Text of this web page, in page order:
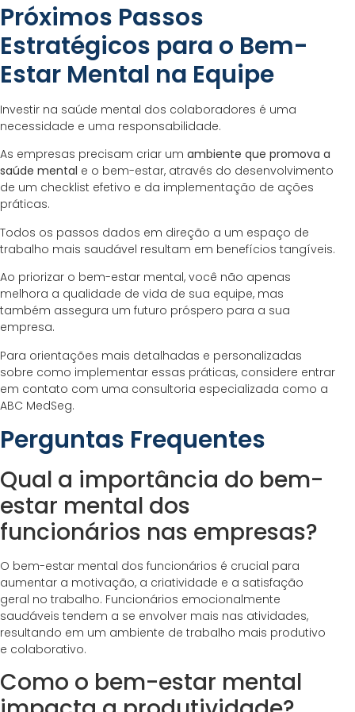
Próximos Passos
Estratégicos para o Bem-
Estar Mental na Equipe
Investir na saúde mental dos colaboradores é uma
necessidade e uma responsabilidade.
As empresas precisam criar um ambiente que promova a
saúde mental e o bem-estar, através do desenvolvimento
de um checklist efetivo e da implementação de ações
práticas.
Todos os passos dados em direção a um espaço de
trabalho mais saudável resultam em benefícios tangíveis.
Ao priorizar o bem-estar mental, você não apenas
melhora a qualidade de vida de sua equipe, mas
também assegura um futuro próspero para a sua
empresa.
Para orientações mais detalhadas e personalizadas
sobre como implementar essas práticas, considere entrar
em contato com uma consultoria especializada como a
ABC MedSeg.
Perguntas Frequentes
Qual a importância do bem-
estar mental dos
funcionários nas empresas?
O bem-estar mental dos funcionários é crucial para
aumentar a motivação, a criatividade e a satisfação
geral no trabalho. Funcionários emocionalmente
saudáveis tendem a se envolver mais nas atividades,
resultando em um ambiente de trabalho mais produtivo
e colaborativo.
Como o bem-estar mental